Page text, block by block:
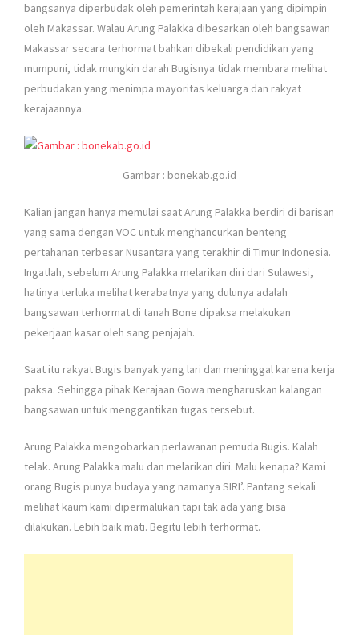
bangsanya diperbudak oleh pemerintah kerajaan yang dipimpin
oleh Makassar. Walau Arung Palakka dibesarkan oleh bangsawan
Makassar secara terhormat bahkan dibekali pendidikan yang
mumpuni, tidak mungkin darah Bugisnya tidak membara melihat
perbudakan yang menimpa mayoritas keluarga dan rakyat
kerajaannya.
Gambar : bonekab.go.id
Kalian jangan hanya memulai saat Arung Palakka berdiri di barisan
yang sama dengan VOC untuk menghancurkan benteng
pertahanan terbesar Nusantara yang terakhir di Timur Indonesia.
Ingatlah, sebelum Arung Palakka melarikan diri dari Sulawesi,
hatinya terluka melihat kerabatnya yang dulunya adalah
bangsawan terhormat di tanah Bone dipaksa melakukan
pekerjaan kasar oleh sang penjajah.
Saat itu rakyat Bugis banyak yang lari dan meninggal karena kerja
paksa. Sehingga pihak Kerajaan Gowa mengharuskan kalangan
bangsawan untuk menggantikan tugas tersebut.
Arung Palakka mengobarkan perlawanan pemuda Bugis. Kalah
telak. Arung Palakka malu dan melarikan diri. Malu kenapa? Kami
orang Bugis punya budaya yang namanya SIRI’. Pantang sekali
melihat kaum kami dipermalukan tapi tak ada yang bisa
dilakukan. Lebih baik mati. Begitu lebih terhormat.